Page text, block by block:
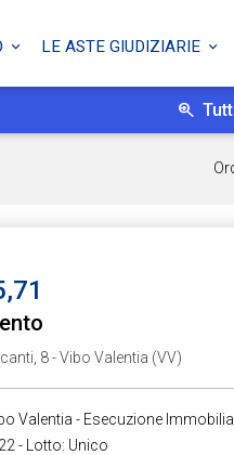
LE ASTE GIUDIZIARIE
8 - Vibo Valentia (VV)
Valentia - Esecuzione
- Lotto: Unico